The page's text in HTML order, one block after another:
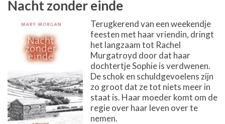
Nacht zonder einde
Terugkerend van een weekendje
feesten met haar vriendin, dringt
het langzaam tot Rachel
Murgatroyd door dat haar
dochtertje Sophie is verdwenen.
De schok en schuldgevoelens zijn
zo groot dat ze tot niets meer in
staat is. Haar moeder komt om de
regie over haar leven over te
nemen.